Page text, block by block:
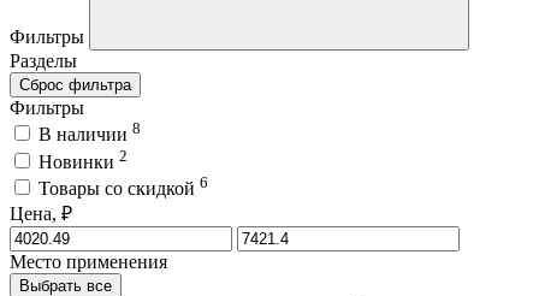
Фильтры
Разделы
Сброс фильтра
Фильтры
В наличии 8
Новинки 2
Товары со скидкой 6
Цена, ₽
Место применения
Выбрать все